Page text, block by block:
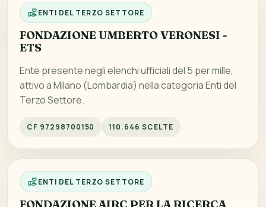
ENTI DEL TERZO SETTORE
FONDAZIONE UMBERTO VERONESI -
ETS
Ente presente negli elenchi ufficiali del 5 per mille,
attivo a Milano (Lombardia) nella categoria Enti del
Terzo Settore.
CF 97298700150 110.646 SCELTE
ENTI DEL TERZO SETTORE